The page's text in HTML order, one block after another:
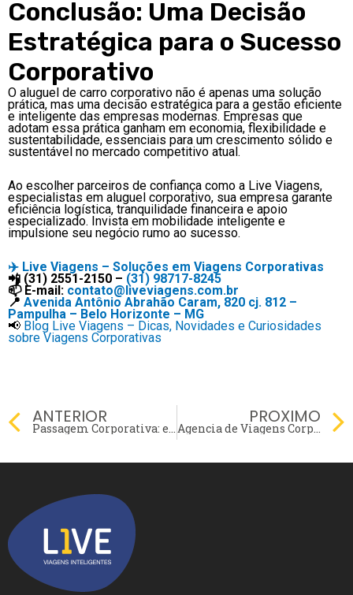
Conclusão: Uma Decisão
Estratégica para o Sucesso
Corporativo
O aluguel de carro corporativo não é apenas uma solução
prática, mas uma decisão estratégica para a gestão eficiente
e inteligente das empresas modernas. Empresas que
adotam essa prática ganham em economia, flexibilidade e
sustentabilidade, essenciais para um crescimento sólido e
sustentável no mercado competitivo atual.
Ao escolher parceiros de confiança como a Live Viagens,
especialistas em aluguel corporativo, sua empresa garante
eficiência logística, tranquilidade financeira e apoio
especializado. Invista em mobilidade inteligente e
impulsione seu negócio rumo ao sucesso.
✈️ Live Viagens – Soluções em Viagens Corporativas
📲 (31) 2551-2150 – (31) 98717-8245
📫 E-mail: contato@liveviagens.com.br
📍 Avenida Antônio Abrahão Caram, 820 cj. 812 –
Pampulha – Belo Horizonte – MG
📢 Blog Live Viagens – Dicas, Novidades e Curiosidades
sobre Viagens Corporativas
Prev
ANTERIOR
Passagem Corporativa: estratégias de economia para 2025
PROXIMO
Agencia de Viagens Corporativas em BH: Dicas